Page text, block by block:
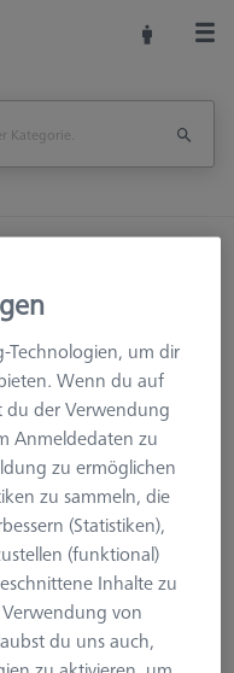
Ausgabe
Seite drucken
Technologien, um dir
Wenn du auf
du der Verwendung
Anmeldedaten zu
zu ermöglichen
zu sammeln, die
(Statistiken),
(funktional)
Inhalte zu
von
du uns auch,